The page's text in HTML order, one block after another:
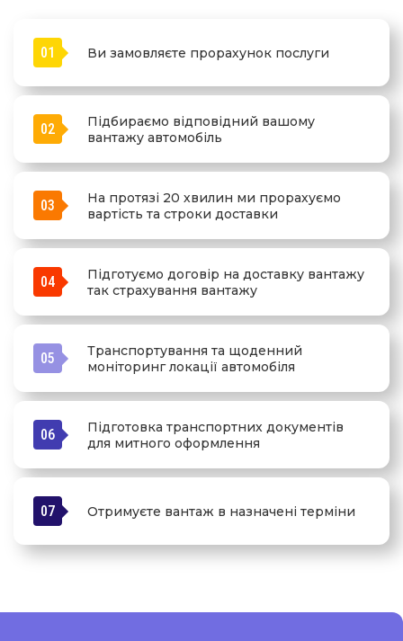
01 Ви замовляєте прорахунок послуги
02
Підбираємо відповідний вашому
вантажу автомобіль
03
На протязі 20 хвилин ми прорахуємо
вартість та строки доставки
04
Підготуємо договір на доставку вантажу
так страхування вантажу
05
Транспортування та щоденний
моніторинг локації автомобіля
06
Підготовка транспортних документів
для митного оформлення
07 Отримуєте вантаж в назначені терміни